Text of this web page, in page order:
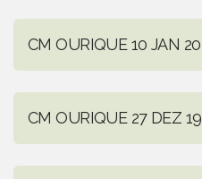
CM OURIQUE 10 JAN 20
CM OURIQUE 27 DEZ 19